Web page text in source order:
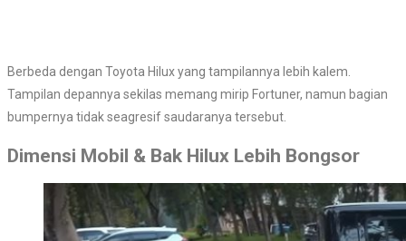
Berbeda dengan Toyota Hilux yang tampilannya lebih kalem.
Tampilan depannya sekilas memang mirip Fortuner, namun bagian
bumpernya tidak seagresif saudaranya tersebut.
Dimensi Mobil & Bak Hilux Lebih Bongsor